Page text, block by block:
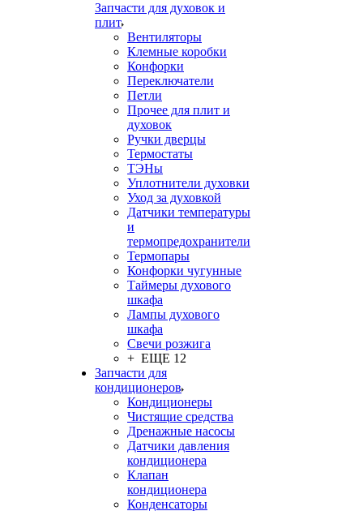
Запчасти для духовок и
плит
Вентиляторы
Клемные коробки
Конфорки
Переключатели
Петли
Прочее для плит и
духовок
Ручки дверцы
Термостаты
ТЭНы
Уплотнители духовки
Уход за духовкой
Датчики температуры
и
термопредохранители
Термопары
Конфорки чугунные
Таймеры духового
шкафа
Лампы духового
шкафа
Свечи розжига
+ ЕЩЕ 12
Запчасти для
кондиционеров
Кондиционеры
Чистящие средства
Дренажные насосы
Датчики давления
кондиционера
Клапан
кондиционера
Конденсаторы